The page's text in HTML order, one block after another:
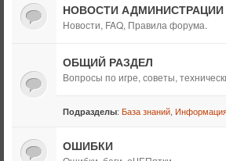
НОВОСТИ АДМИНИСТРАЦИИ
Новости, FAQ, Правила форума.
ОБЩИЙ РАЗДЕЛ
Вопросы по игре, советы,
Подразделы: База знаний
ОШИБКИ